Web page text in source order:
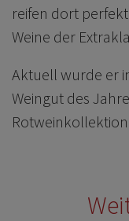
reifen dort
Weine der
Aktuell wurde er
Weingut des